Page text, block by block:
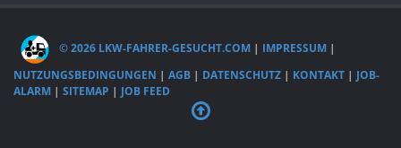
© 2026 LKW-FAHRER-GESUCHT.COM | IMPRESSUM |
NUTZUNGSBEDINGUNGEN | AGB | DATENSCHUTZ | KONTAKT | JOB-
ALARM | SITEMAP | JOB FEED